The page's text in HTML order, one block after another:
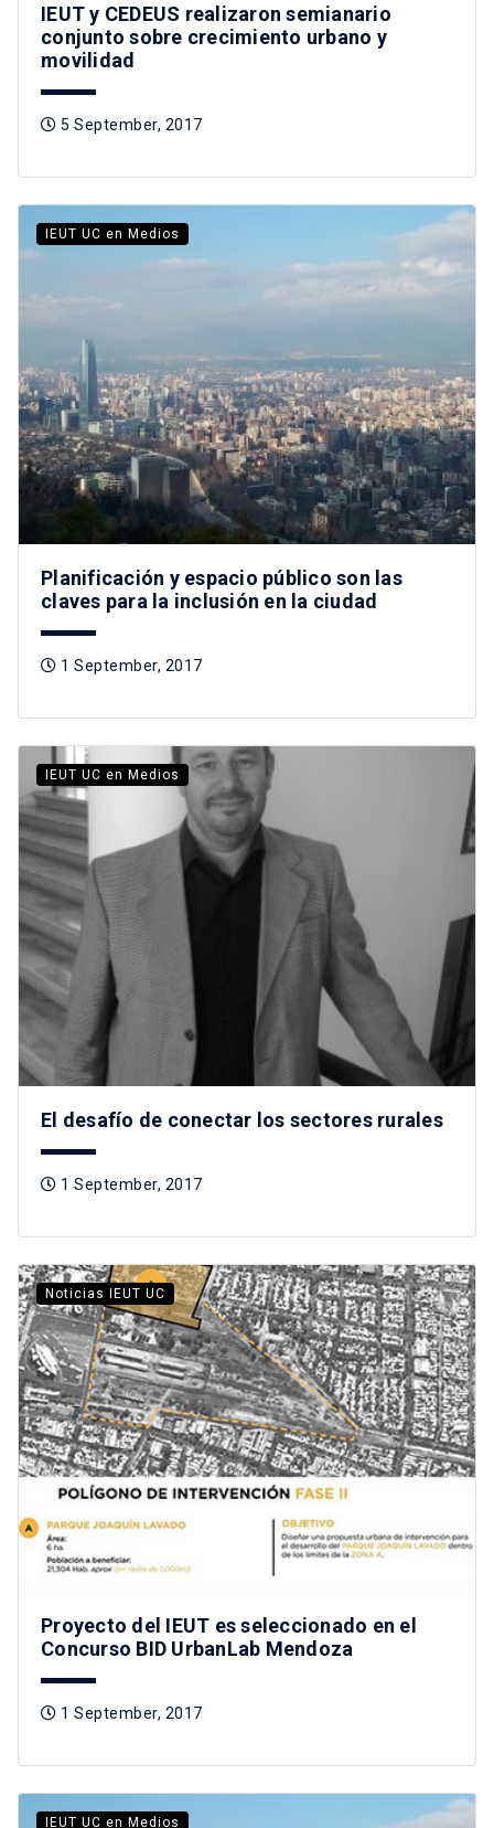
IEUT y CEDEUS realizaron semianario
conjunto sobre crecimiento urbano y
movilidad
5 September, 2017
IEUT UC en Medios
Planificación y espacio público son las
claves para la inclusión en la ciudad
1 September, 2017
IEUT UC en Medios
El desafío de conectar los sectores rurales
1 September, 2017
Noticias IEUT UC
Proyecto del IEUT es seleccionado en el
Concurso BID UrbanLab Mendoza
1 September, 2017
IEUT UC en Medios